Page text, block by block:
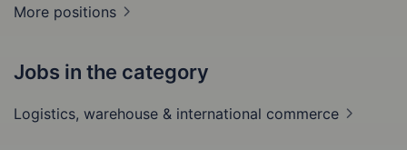
More positions
Jobs in the category
Logistics, warehouse & international commerce